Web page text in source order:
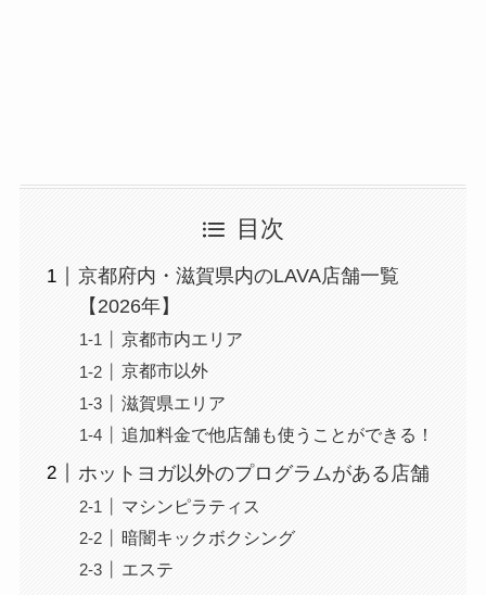
目次
京都府内・滋賀県内のLAVA店舗一覧
【2026年】
京都市内エリア
京都市以外
滋賀県エリア
追加料金で他店舗も使うことができる！
ホットヨガ以外のプログラムがある店舗
マシンピラティス
暗闇キックボクシング
エステ